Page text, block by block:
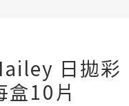
日拋彩
盒10片